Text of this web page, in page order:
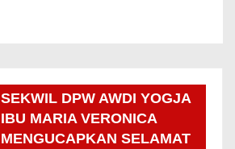
SEKWIL DPW AWDI YOGJA
IBU MARIA VERONICA
MENGUCAPKAN SELAMAT